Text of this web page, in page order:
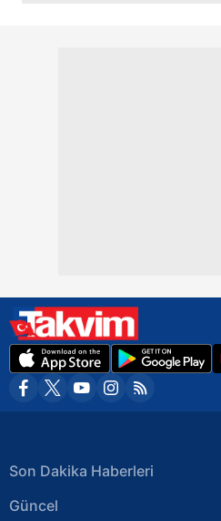
Son Dakika Haberleri
Güncel